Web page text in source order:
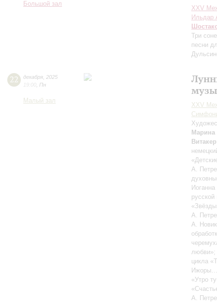
Большой зал
XXV
Ильдар
Три
песни
22 декабря 2025
19:00 Пн
Малый зал
XXV
Витакер
А.
А.
А.
любви»;
цикла
«Утро
А.